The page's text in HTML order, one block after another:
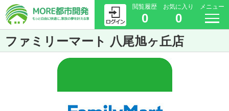
閲覧履歴
0
お気に入り
0
メニュー
ファミリーマート 八尾旭ヶ丘店